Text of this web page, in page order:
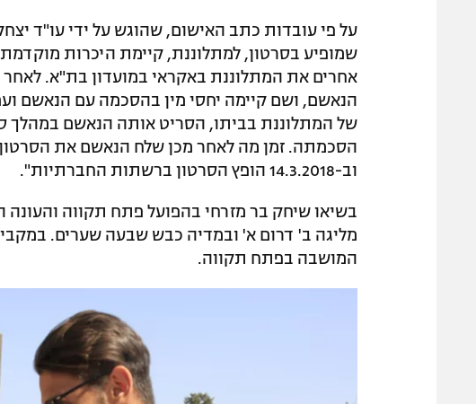
על פי עובדות כתב האישום, שהוגש על ידי עו"ד
אחרים את המתלוננת באקראי במועדון בת"א.
הנאשם, ושם קיימה יחסי מין בהסכמה עם הנאשם
של המתלוננת בביתו, הסריט אותה הנאשם במהלך
וב-14.3.2018 הופץ הסרטון ברשתות החברתיות".
מליגה ב' דרום א' ובמדיה כבש שבעה שערים.
המושבה בפתח תקווה.